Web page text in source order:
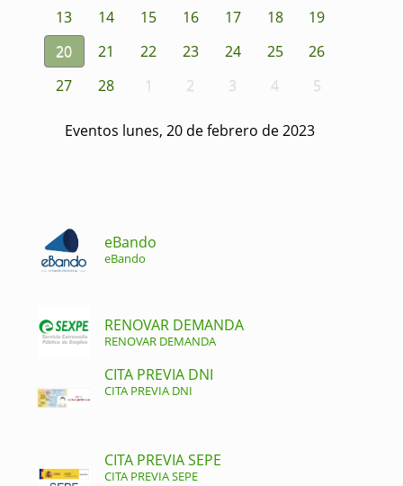
13
14 15 16 17 18
19
20
21 22 23 24 25
26
27
28 1 2 3 4 5
Eventos lunes, 20 de febrero de 2023
eBando
eBando
RENOVAR DEMANDA
RENOVAR DEMANDA
CITA PREVIA DNI
CITA PREVIA DNI
CITA PREVIA SEPE
CITA PREVIA SEPE